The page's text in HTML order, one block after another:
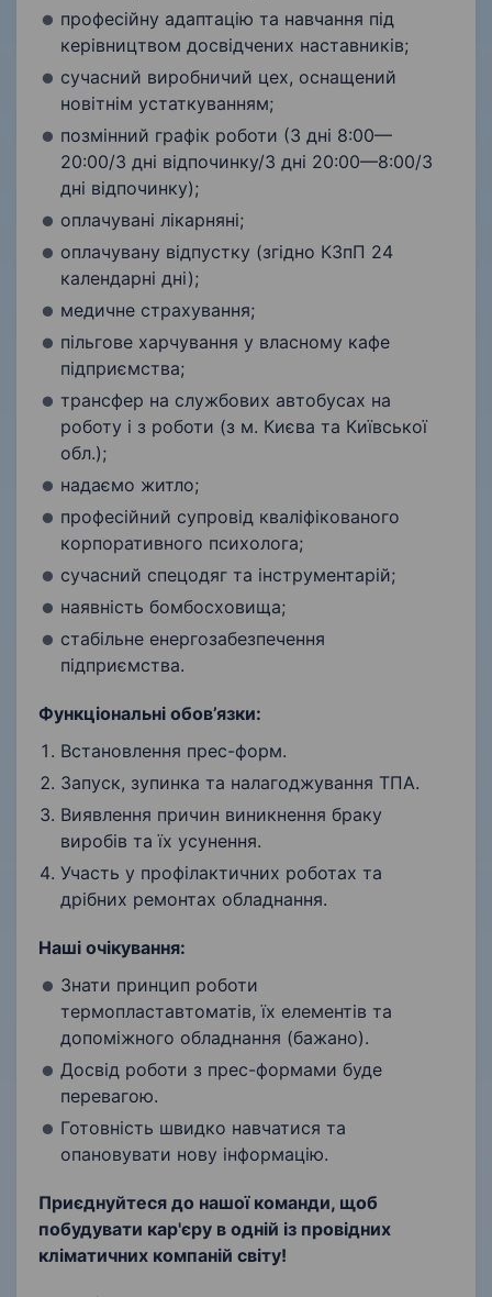
професійну адаптацію та навчання під
керівництвом досвідчених наставників;
сучасний виробничий цех, оснащений
новітнім устаткуванням;
позмінний графік роботи (3 дні 8:00—
20:00/3 дні відпочинку/3 дні 20:00—8:00/3
дні відпочинку);
оплачувані лікарняні;
оплачувану відпустку (згідно КЗпП 24
календарні дні);
медичне страхування;
пільгове харчування у власному кафе
підприємства;
трансфер на службових автобусах на
роботу і з роботи (з м. Києва та Київської
обл.);
надаємо житло;
професійний супровід кваліфікованого
корпоративного психолога;
сучасний спецодяг та інструментарій;
наявність бомбосховища;
стабільне енергозабезпечення
підприємства.
Функціональні обов’язки:
Встановлення прес-форм.
Запуск, зупинка та налагоджування ТПА.
Виявлення причин виникнення браку
виробів та їх усунення.
Участь у профілактичних роботах та
дрібних ремонтах обладнання.
Наші очікування:
Знати принцип роботи
термопластавтоматів, їх елементів та
допоміжного обладнання (бажано).
Досвід роботи з прес-формами буде
перевагою.
Готовність швидко навчатися та
опановувати нову інформацію.
Приєднуйтеся до нашої команди, щоб
побудувати кар'єру в одній із провідних
кліматичних компаній світу!